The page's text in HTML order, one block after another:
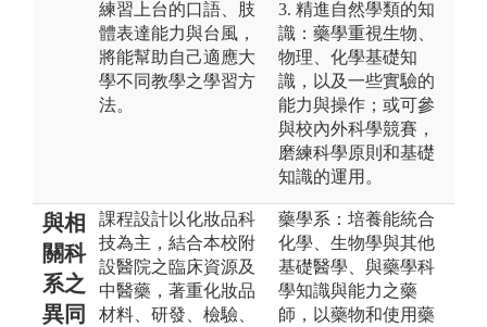
練習上台的口語、肢
體表達能力與台風，
將能幫助自己適應大
學不同教學之學習方
法。
3. 精進自然學類的知
識：藥學重視生物、
物理、化學基礎知
識，以及一些實驗的
能力與操作；或可參
與校內外科學競賽，
磨練科學原則和基礎
知識的運用。
與相
關科
系之
異同
課程設計以化妝品科
技為主，結合本校附
設醫院之臨床資源及
中醫藥，著重化妝品
材料、研發、檢驗、
藥學系：培養能統合
化學、生物學與其他
基礎醫學、與藥學科
學知識與能力之藥
師，以藥物和使用藥